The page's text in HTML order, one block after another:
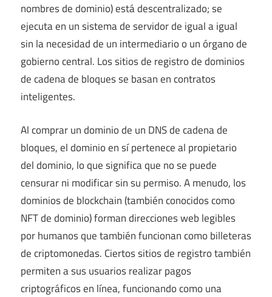
nombres de dominio) está descentralizado; se
ejecuta en un sistema de servidor de igual a igual
sin la necesidad de un intermediario o un órgano de
gobierno central. Los sitios de registro de dominios
de cadena de bloques se basan en contratos
inteligentes.
Al comprar un dominio de un DNS de cadena de
bloques, el dominio en sí pertenece al propietario
del dominio, lo que significa que no se puede
censurar ni modificar sin su permiso. A menudo, los
dominios de blockchain (también conocidos como
NFT de dominio) forman direcciones web legibles
por humanos que también funcionan como billeteras
de criptomonedas. Ciertos sitios de registro también
permiten a sus usuarios realizar pagos
criptográficos en línea, funcionando como una